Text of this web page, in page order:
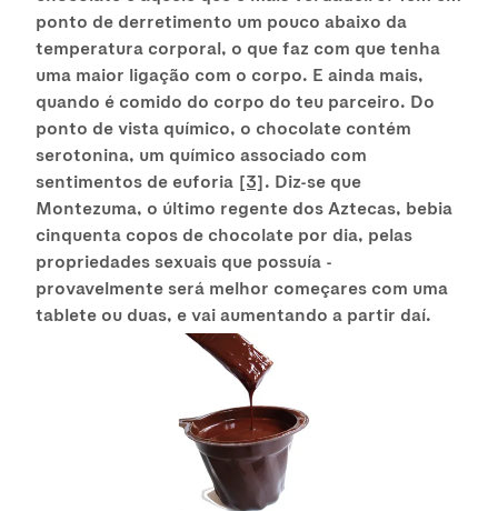
ponto de derretimento um pouco abaixo da
temperatura corporal, o que faz com que tenha
uma maior ligação com o corpo. E ainda mais,
quando é comido do corpo do teu parceiro. Do
ponto de vista químico, o chocolate contém
serotonina, um químico associado com
sentimentos de euforia [3]. Diz-se que
Montezuma, o último regente dos Aztecas, bebia
cinquenta copos de chocolate por dia, pelas
propriedades sexuais que possuía -
provavelmente será melhor começares com uma
tablete ou duas, e vai aumentando a partir daí.